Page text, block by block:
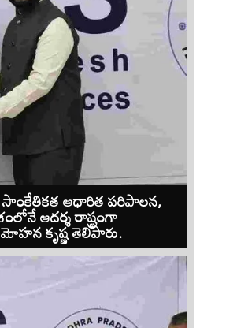
సాంకేతికత ఆధారిత పరిపాలన,
ఆదర్శ రాష్ట్రంగా
మోహన కృష్ణ తెలిపారు.